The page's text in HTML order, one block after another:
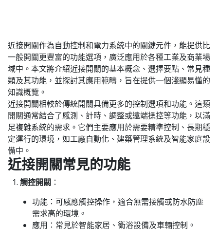
近接開關作為自動控制和電力系統中的關鍵元件，能提供比
一般開關更豐富的功能選項，廣泛應用於各種工業及商業場
域中。本文將介紹近接開關的基本概念、選擇要點、常見種
類及其功能，並探討其應用範疇，旨在提供一個淺顯易懂的
知識概覽。
近接開關相較於傳統開關具備更多的控制選項和功能。這類
開關通常結合了感測、計時、調整或遠端操控等功能，以滿
足複雜系統的需求。它們主要應用於需要精準控制、長期穩
定運行的環境，如工廠自動化、建築管理系統及智能家庭設
備中。
近接開關常見的功能
觸控開關 ：
功能 ：可感應觸控操作，適合無需接觸或防水防塵
需求高的環境。
應用 ：常見於智能家居、衛浴設備及車輛控制。